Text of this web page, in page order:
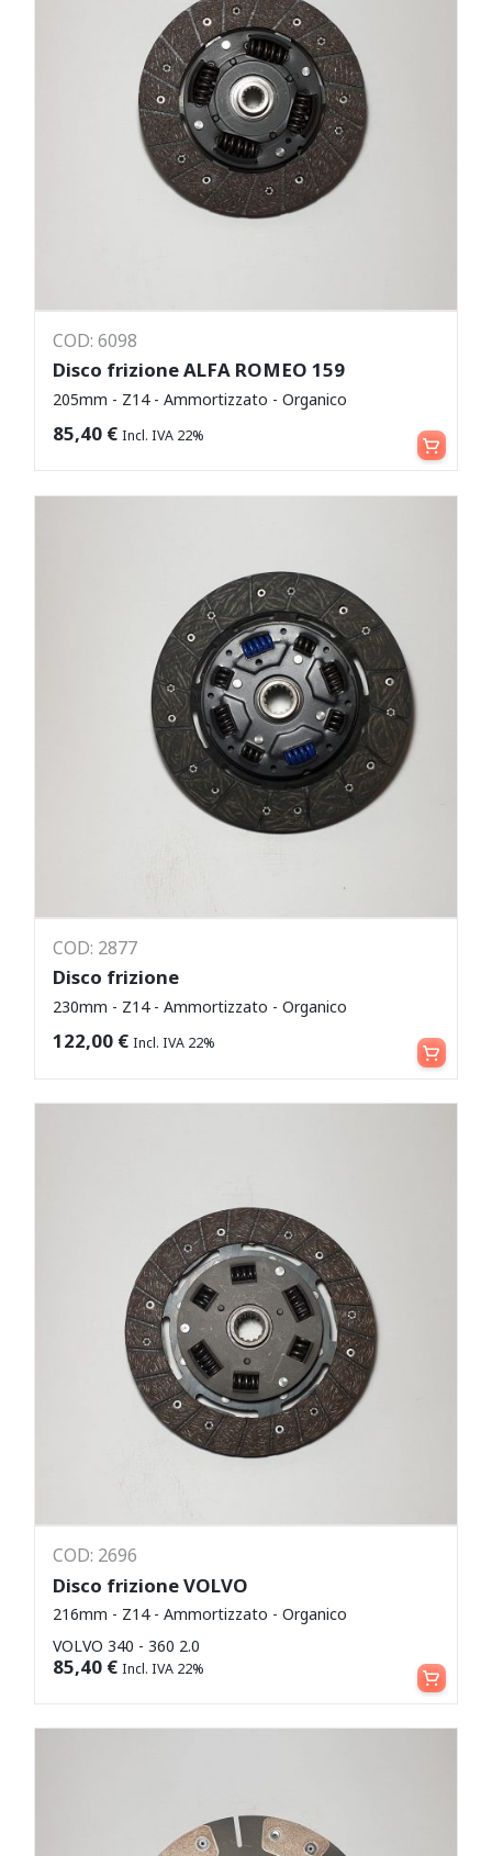
COD: 6098
Disco frizione ALFA ROMEO 159
205mm - Z14 - Ammortizzato - Organico
85,40 € Incl. IVA 22% Aggiungi al carrello
COD: 2877
Disco frizione
230mm - Z14 - Ammortizzato - Organico
122,00 € Incl. IVA 22% Aggiungi al carrello
COD: 2696
Disco frizione VOLVO
216mm - Z14 - Ammortizzato - Organico
VOLVO 340 - 360 2.0
85,40 € Incl. IVA 22% Aggiungi al carrello